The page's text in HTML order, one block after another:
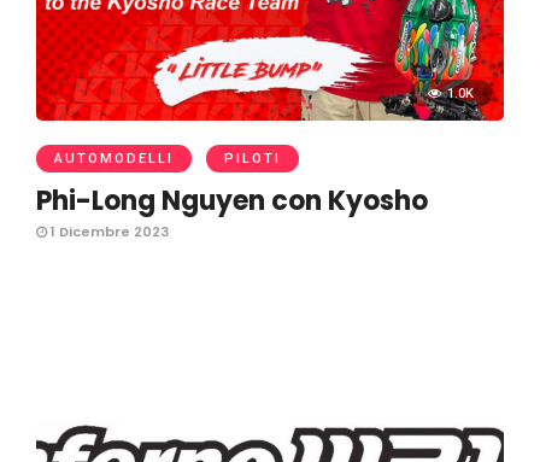
1.0K
AUTOMODELLI PILOTI
Phi-Long Nguyen con Kyosho
1 Dicembre 2023